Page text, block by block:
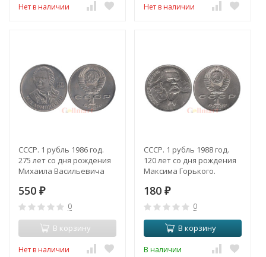
Нет в наличии Нет в наличии
СССР. 1 рубль 1986 год.
275 лет со дня рождения
Михаила Васильевича
550 ₽
0
В корзину
Нет в наличии
СССР. 1 рубль 1988 год.
120 лет со дня рождения
Максима Горького.
180 ₽
0
В корзину
В наличии